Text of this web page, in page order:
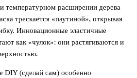
температурном расширении дерева
трескается «паутиной», открывая
Инновационные эластичные
как «чулок»: они растягиваются и
DIY (сделай сам) особенно